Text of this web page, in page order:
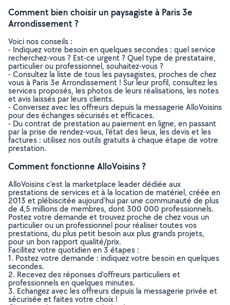
Comment bien choisir un paysagiste à Paris 3e
Arrondissement ?
Voici nos conseils :
- Indiquez votre besoin en quelques secondes : quel service
recherchez-vous ? Est-ce urgent ? Quel type de prestataire,
particulier ou professionnel, souhaitez-vous ?
- Consultez la liste de tous les paysagistes, proches de chez
vous à Paris 3e Arrondissement ! Sur leur profil, consultez les
services proposés, les photos de leurs réalisations, les notes
et avis laissés par leurs clients.
- Conversez avec les offreurs depuis la messagerie AlloVoisins
pour des échanges sécurisés et efficaces.
- Du contrat de prestation au paiement en ligne, en passant
par la prise de rendez-vous, l’état des lieux, les devis et les
factures : utilisez nos outils gratuits à chaque étape de votre
prestation.
Comment fonctionne AlloVoisins ?
AlloVoisins c’est la marketplace leader dédiée aux
prestations de services et à la location de matériel, créée en
2013 et plébiscitée aujourd’hui par une communauté de plus
de 4,5 millions de membres, dont 300 000 professionnels.
Postez votre demande et trouvez proche de chez vous un
particulier ou un professionnel pour réaliser toutes vos
prestations, du plus petit besoin aux plus grands projets,
pour un bon rapport qualité/prix.
Facilitez votre quotidien en 3 étapes :
1. Postez votre demande : indiquez votre besoin en quelques
secondes.
2. Recevez des réponses d’offreurs particuliers et
professionnels en quelques minutes.
3. Echangez avec les offreurs depuis la messagerie privée et
sécurisée et faites votre choix !